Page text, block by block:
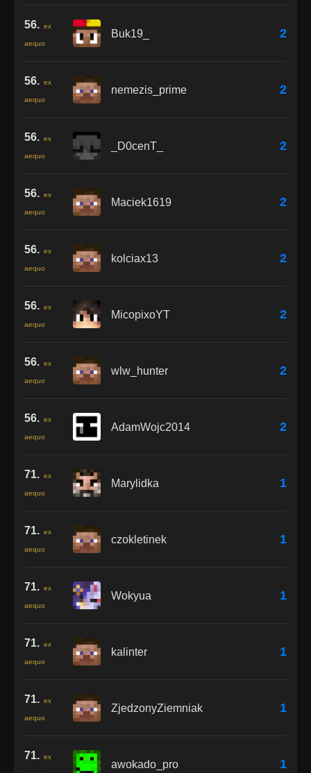
56. ex
aequo
Buk19_ 2
56. ex
aequo
nemezis_prime 2
56. ex
aequo
_D0cenT_ 2
56. ex
aequo
Maciek1619 2
56. ex
aequo
kolciax13 2
56. ex
aequo
MicopixoYT 2
56. ex
aequo
wlw_hunter 2
56. ex
aequo
AdamWojc2014 2
71. ex
aequo
Marylidka 1
71. ex
aequo
czokletinek 1
71. ex
aequo
Wokyua 1
71. ex
aequo
kalinter 1
71. ex
aequo
ZjedzonyZiemniak 1
71. ex
awokado_pro 1